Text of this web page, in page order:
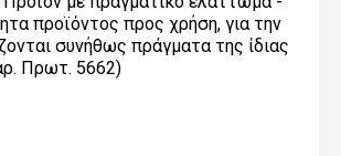
προϊόντος προς χρήση, για την
συνήθως πράγματα της ίδιας
Πρωτ. 5662)